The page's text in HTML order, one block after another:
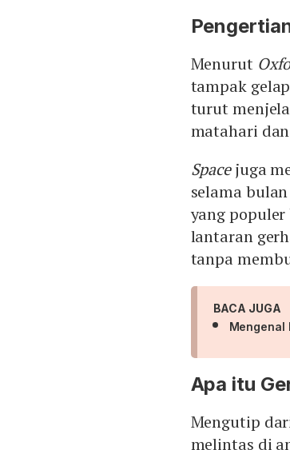
Menurut
tampak
turut
matahari
Spacejuga
selama
yang
lantaran
tanpa
BACA JUGA
Mengenal
Apa itu
Mengutip
melintas di